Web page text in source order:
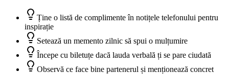
Ține o listă de complimente în notițele telefonului pentru
inspirație
Setează un memento zilnic să spui o mulțumire
Începe cu biletuțe dacă lauda verbală ți se pare ciudată
Observă ce face bine partenerul și menționează concret